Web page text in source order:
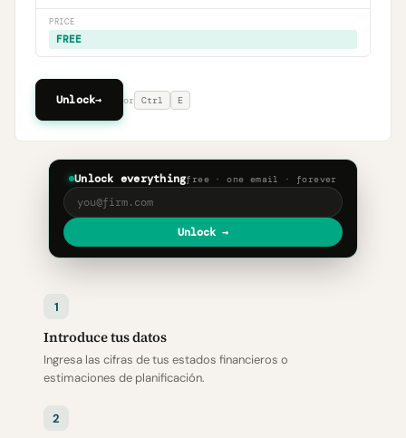
PRICE
FREE
Unlock→ or Ctrl E
Unlock everythingfree · one email · forever
Unlock →
1
Introduce tus datos
Ingresa las cifras de tus estados financieros o
estimaciones de planificación.
2